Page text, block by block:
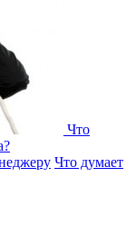
Что
Что думает